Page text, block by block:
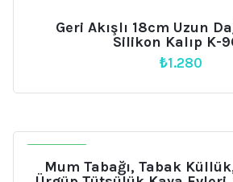
Geri Akışlı 18cm Uzun
Silikon Kalıp K-
₺1.280
Mum Tabağı, Tabak